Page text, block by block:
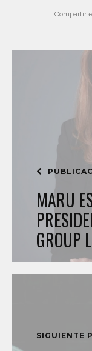
Compartir
MARU
GROUP
SIGUIENTE